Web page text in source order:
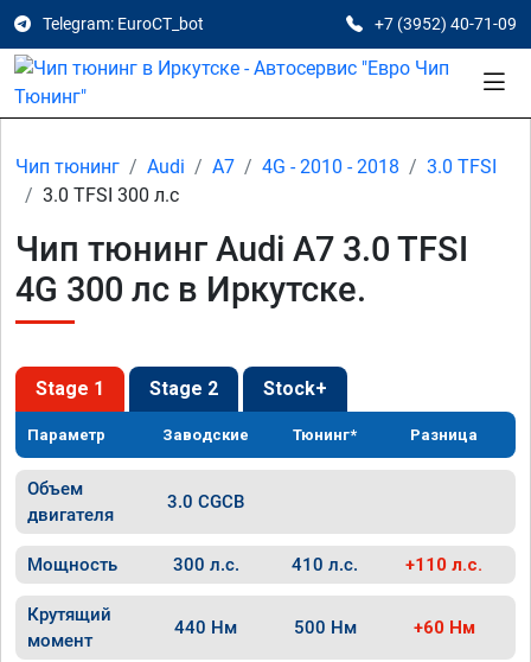
Telegram: EuroCT_bot +7 (3952) 40-71-09
Чип тюнинг Audi A7 4G - 2010 - 2018
3.0 TFSI
3.0 TFSI 300 л.с
Чип тюнинг Audi A7 3.0 TFSI
4G 300 лс в Иркутске.
Stage 1 Stage 2 Stock+
Параметр Заводские Тюнинг* Разница
Объем
двигателя
3.0 CGCB
Мощность 300 л.с. 410 л.с. +110 л.с.
Крутящий
момент
440 Нм 500 Нм +60 Нм